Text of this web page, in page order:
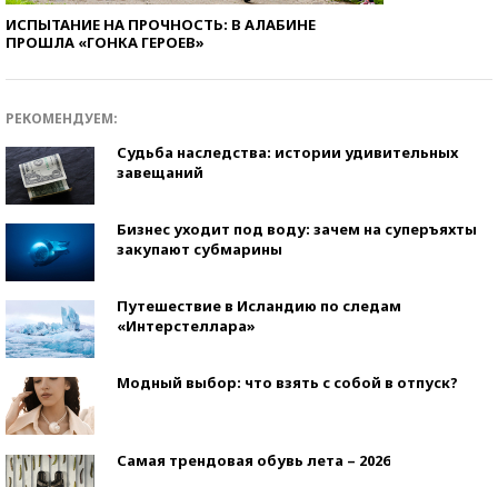
ИСПЫТАНИЕ НА ПРОЧНОСТЬ: В АЛАБИНЕ
ПРОШЛА «ГОНКА ГЕРОЕВ»
РЕКОМЕНДУЕМ:
Судьба наследства: истории удивительных
завещаний
Бизнес уходит под воду: зачем на суперъяхты
закупают субмарины
Путешествие в Исландию по следам
«Интерстеллара»
Модный выбор: что взять с собой в отпуск?
Самая трендовая обувь лета – 2026